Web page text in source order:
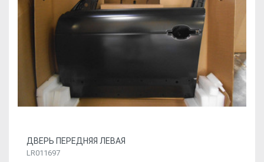
ДВЕРЬ ПЕРЕДНЯЯ ЛЕВАЯ
LR011697